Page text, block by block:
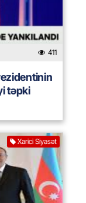
411
təpki
Xarici Siyasət